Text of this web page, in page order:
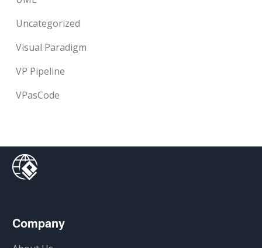
Uncategorized
Visual Paradigm
VP Pipeline
VPasCode
Company